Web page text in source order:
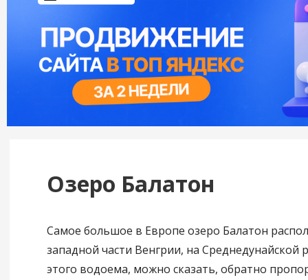
Озеро Балатон
Самое большое в Европе озеро Балатон
западной части Венгрии, на Среднедунайской
этого водоема, можно сказать, обратно